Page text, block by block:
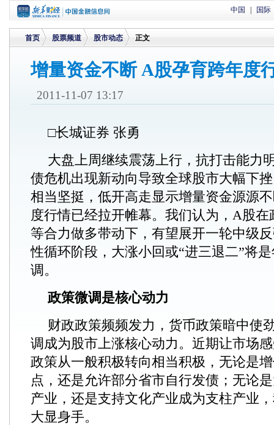
中国 国际
首页
>
股票频道
>
股市动态 正文
增量资金不断 A股孕育跨年度
2011-11-07 13:17
□长城证券 张勇
大盘上周继续震荡上行，抗打击能力
债危机出现新动向导致全球股市大幅下
相当坚挺，低开高走显示增量资金源源
度行情已经拉开帷幕。我们认为，A股
等合力做多带动下，有望展开一轮中级
性循环阶段，大涨小回或“进三退二”将
调。
政策微调是核心动力
财政政策频频发力，货币政策暗中使
调成为股市上涨核心动力。近期让市场
政策从一般积极转向相当积极，无论是
点，还是允许部分省市自行发债；无论
产业，还是支持文化产业成为支柱产业
大显身手。